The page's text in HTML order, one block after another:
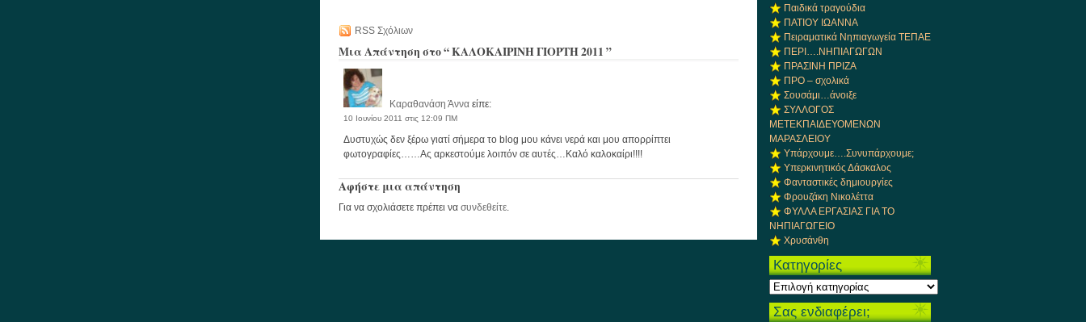
RSS Σχόλιων
Μια Απάντηση στο “ ΚΑΛΟΚΑΙΡΙΝΗ ΓΙΟΡΤΗ 2011 ”
Καραθανάση Άνναείπε:
10 Ιουνίου 2011 στις 12:09 ΠΜ
Δυστυχώς δεν ξέρω γιατί σήμερα το blog μου κάνει νερά και μου απορρίπτει
φωτογραφίες……Ας αρκεστούμε λοιπόν σε αυτές…Καλό καλοκαίρι!!!!
Αφήστε μια απάντηση
Για να σχολιάσετε πρέπει να συνδεθείτε
Παιδικά τραγούδια
ΠΑΤΙΟΥ ΙΩΑΝΝΑ
Πειραματικά Νηπιαγωγεία ΤΕΠΑΕ
ΠΕΡΙ….ΝΗΠΙΑΓΩΓΩΝ
ΠΡΑΣΙΝΗ ΠΡΙΖΑ
ΠΡΟ – σχολικά
Σουσάμι…άνοιξε
ΣΥΛΛΟΓΟΣ
ΜΕΤΕΚΠΑΙΔΕΥΟΜΕΝΩΝ
ΜΑΡΑΣΛΕΙΟΥ
Υπάρχουμε….Συνυπάρχουμε;
Υπερκινητικός Δάσκαλος
Φανταστικές δημιουργίες
Φρουζάκη Νικολέττα
ΦΥΛΛΑ ΕΡΓΑΣΙΑΣ ΓΙΑ ΤΟ
ΝΗΠΙΑΓΩΓΕΙΟ
Χρυσάνθη
Kατηγορίες
Kατηγορίες
Σας ενδιαφέρει;